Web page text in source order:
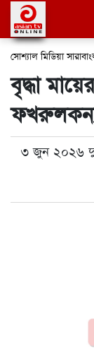
সোশ্যাল মিডিয়া
বৃদ্ধা
৩ জুন ২০২৬